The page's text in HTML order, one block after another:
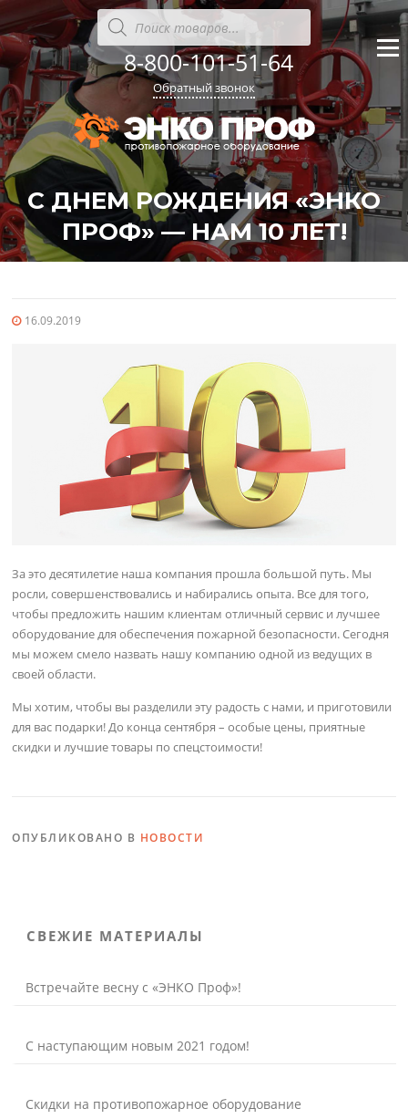
к
содержанию
Поиск
товаров
8-800-101-51-64
Обратный звонок
С ДНЕМ РОЖДЕНИЯ «ЭНКО
ПРОФ» — НАМ 10 ЛЕТ!
''
16.09.2019
За это десятилетие наша компания прошла большой путь. Мы
росли, совершенствовались и набирались опыта. Все для того,
чтобы предложить нашим клиентам отличный сервис и лучшее
оборудование для обеспечения пожарной безопасности. Сегодня
мы можем смело назвать нашу компанию одной из ведущих в
своей области.
Мы хотим, чтобы вы разделили эту радость с нами, и приготовили
для вас подарки! До конца сентября – особые цены, приятные
скидки и лучшие товары по спецстоимости!
ОПУБЛИКОВАНО В НОВОСТИ
СВЕЖИЕ МАТЕРИАЛЫ
Встречайте весну с «ЭНКО Проф»!
С наступающим новым 2021 годом!
Скидки на противопожарное оборудование